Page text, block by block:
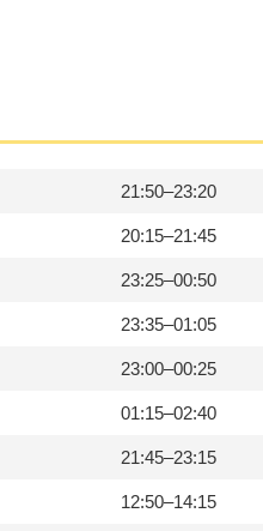
21:50–23:20
20:15–21:45
23:25–00:50
23:35–01:05
23:00–00:25
01:15–02:40
21:45–23:15
12:50–14:15